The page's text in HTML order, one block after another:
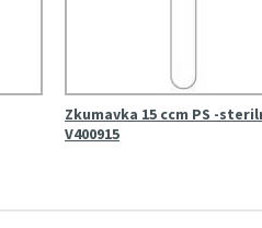
Zkumavka 15 ccm PS -
V400915